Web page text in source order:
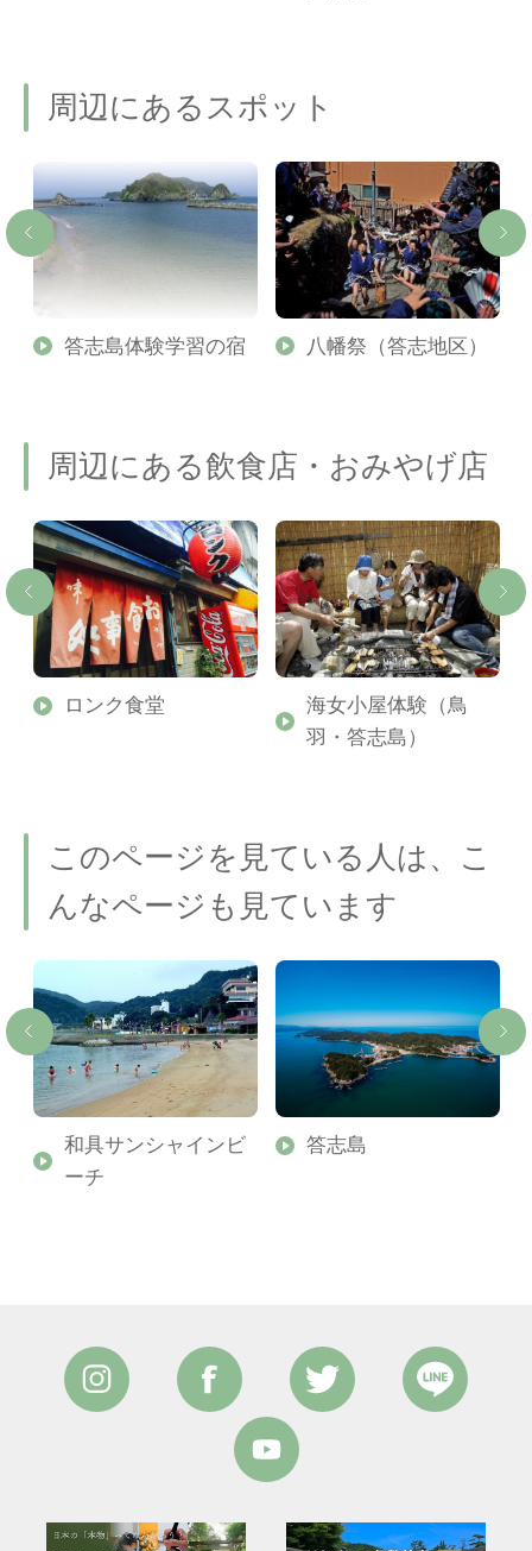
周辺にあるスポット
答志島体験学習の宿 八幡祭（答志地区）
周辺にある飲食店・おみやげ店
ロンク食堂
海女小屋体験（鳥
羽・答志島）
このページを見ている人は、こ
んなページも見ています
和具サンシャインビ
ーチ
答志島